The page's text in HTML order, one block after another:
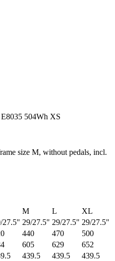
504Wh XS
size M, without pedals, incl.
M L
XL
27.5" 29/27.5" 29/27.5" 29/27.5"
440 470
500
605 629
652
439.5 439.5
439.5